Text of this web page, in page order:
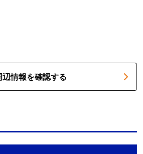
辺情報を確認する